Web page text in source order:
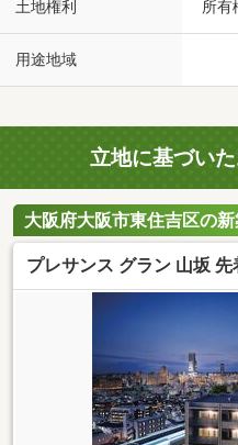
土地権利 所有
用途地域
立地に基づい
大阪府大阪市東住吉区の
プレサンス グラン 山坂 先